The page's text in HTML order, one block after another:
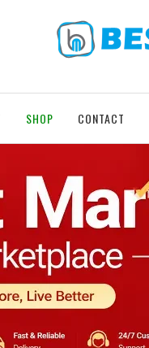
SHOP CONTACT